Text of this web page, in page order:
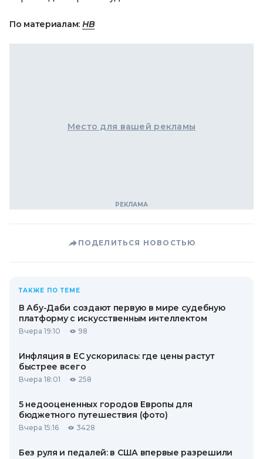
По материалам: НВ
Место для вашей рекламы
ПОДЕЛИТЬСЯ НОВОСТЬЮ
ТАКЖЕ ПО ТЕМЕ
В Абу-Даби создают первую в мире судебную
платформу с искусственным интеллектом
Вчера 19:10 98
Инфляция в ЕС ускорилась: где цены растут
быстрее всего
Вчера 18:01 258
5 недооцененных городов Европы для
бюджетного путешествия (фото)
Вчера 15:16 3428
Без руля и педалей: в США впервые разрешили